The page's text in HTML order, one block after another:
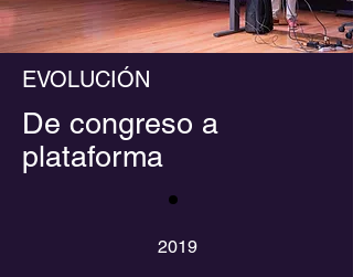
EVOLUCIÓN
De congreso a
plataforma
2019